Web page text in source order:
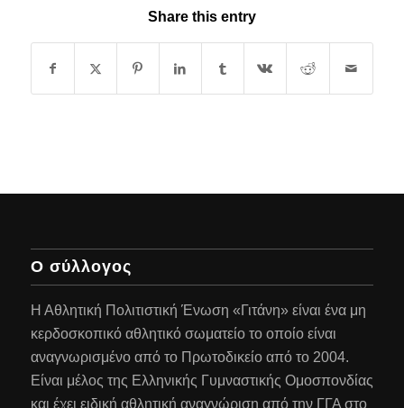
Share this entry
Ο σύλλογος
Η Αθλητική Πολιτιστική Ένωση «Γιτάνη» είναι ένα μη
κερδοσκοπικό αθλητικό σωματείο το οποίο είναι
αναγνωρισμένο από το Πρωτοδικείο από το 2004.
Είναι μέλος της Ελληνικής Γυμναστικής Ομοσπονδίας
και έχει ειδική αθλητική αναγνώριση από την ΓΓΑ στο